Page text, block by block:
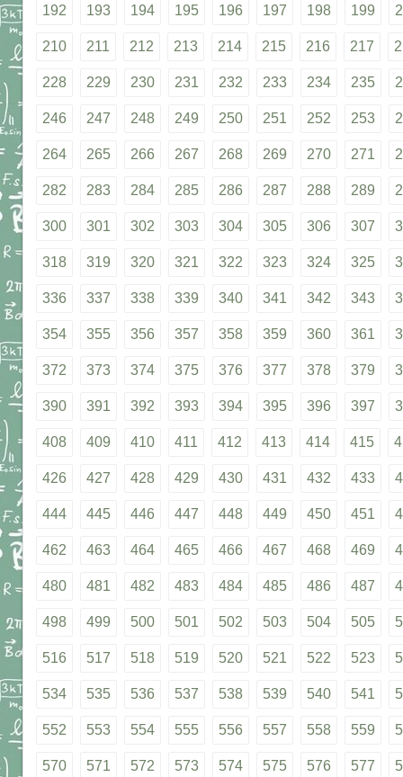
192 193 194 195 196 197 198 199
210 211 212 213 214 215 216 217
228 229 230 231 232 233 234 235
246 247 248 249 250 251 252 253
264 265 266 267 268 269 270 271
282 283 284 285 286 287 288 289
300 301 302 303 304 305 306 307
318 319 320 321 322 323 324 325
336 337 338 339 340 341 342 343
354 355 356 357 358 359 360 361
372 373 374 375 376 377 378 379
390 391 392 393 394 395 396 397
408 409 410 411 412 413 414 415
426 427 428 429 430 431 432 433
444 445 446 447 448 449 450 451
462 463 464 465 466 467 468 469
480 481 482 483 484 485 486 487
498 499 500 501 502 503 504 505
516 517 518 519 520 521 522 523
534 535 536 537 538 539 540 541
552 553 554 555 556 557 558 559
570 571 572 573 574 575 576 577